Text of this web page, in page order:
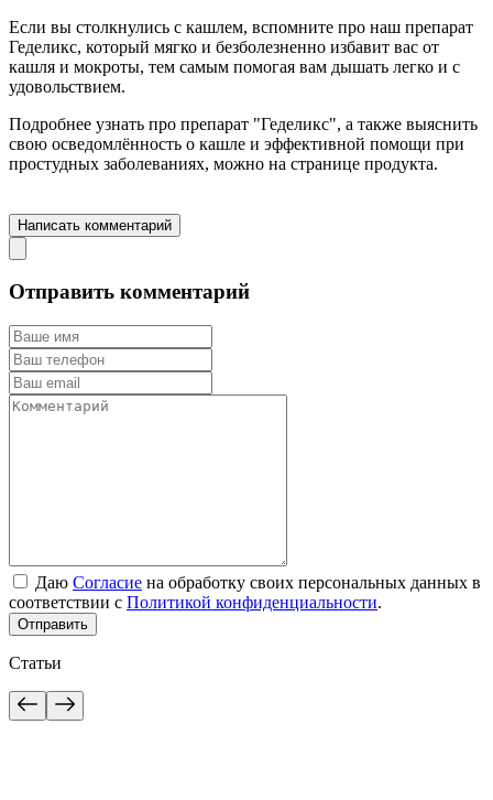
Если вы столкнулись с кашлем, вспомните про наш препарат
Геделикс, который мягко и безболезненно избавит вас от
кашля и мокроты, тем самым помогая вам дышать легко и с
удовольствием.
Подробнее узнать про препарат "Геделикс", а также выяснить
свою осведомлённость о кашле и эффективной помощи при
простудных заболеваниях, можно на странице продукта.
Написать комментарий
Отправить комментарий
Даю Согласие на обработку своих персональных данных в
соответствии с Политикой конфиденциальности.
Отправить
Статьи